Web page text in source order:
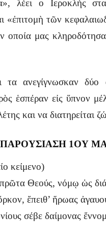
λέει ο Ιεροκλής στα
«ἐπιτομὴ τῶν
οποία μας
τα ανεγίγνωσκαν
ἑσπέραν εἰς ὕπνον
και να
1ΟΥ
κείμενο)
Θεούς, νόμῳ ὡς
ἔπειθ’ ἥρωας
σέβε δαίμονας